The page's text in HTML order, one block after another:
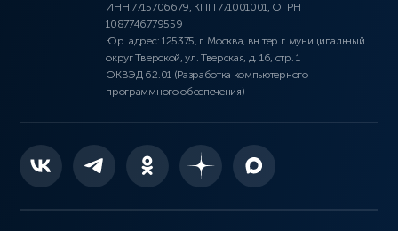
ИНН 7715706679, КПП 771001001, ОГРН
1087746779559
Юр. адрес: 125375, г. Москва, вн.тер.г. муниципальный
округ Тверской, ул. Тверская, д. 16, стр. 1
ОКВЭД 62.01 (Разработка компьютерного
программного обеспечения)